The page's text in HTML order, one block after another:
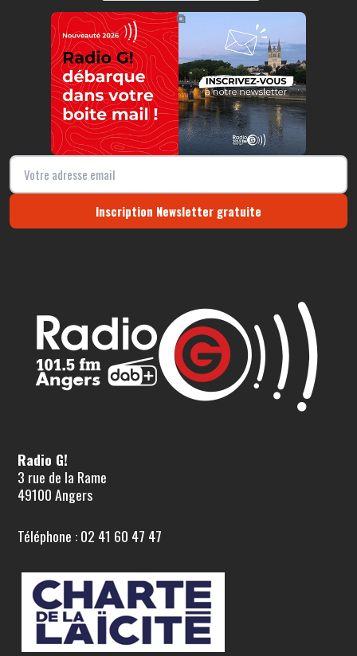
https://radio-g.fr?18890
⧉
Inscription Newsletter gratuite
Radio G!
3 rue de la Rame
49100 Angers
Téléphone : 02 41 60 47 47